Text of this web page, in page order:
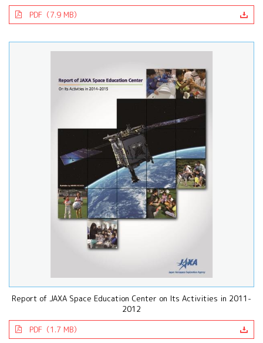
PDF（7.9 MB）
Report of JAXA Space Education Center on Its Activities in 2011-
2012
PDF（1.7 MB）